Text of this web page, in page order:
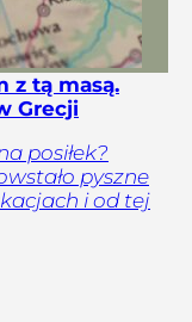
z tą masą.
Grecji
posiłek?
pyszne
i od tej